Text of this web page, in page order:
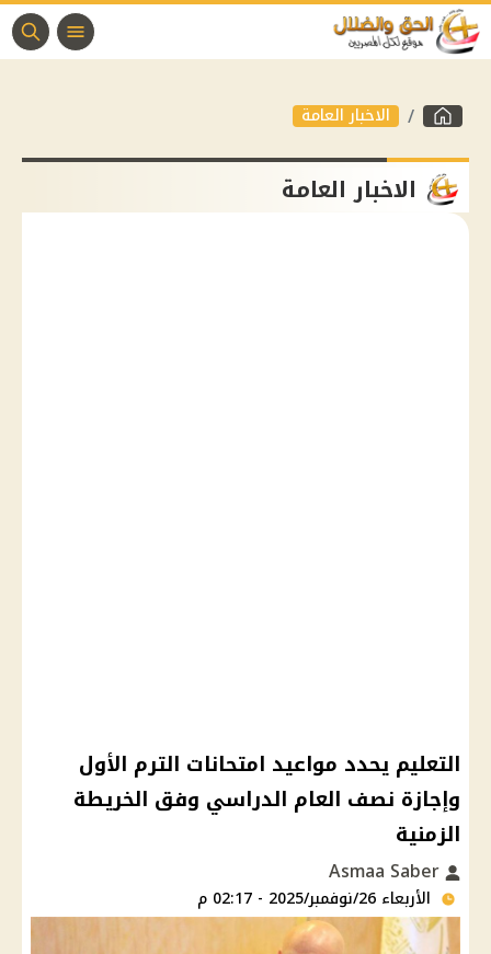
الاخبار العامة
الاخبار العامة
التعليم يحدد مواعيد امتحانات الترم الأول
وإجازة نصف العام الدراسي وفق الخريطة
الزمنية
الأربعاء 26/نوفمبر/2025 - 02:17 م